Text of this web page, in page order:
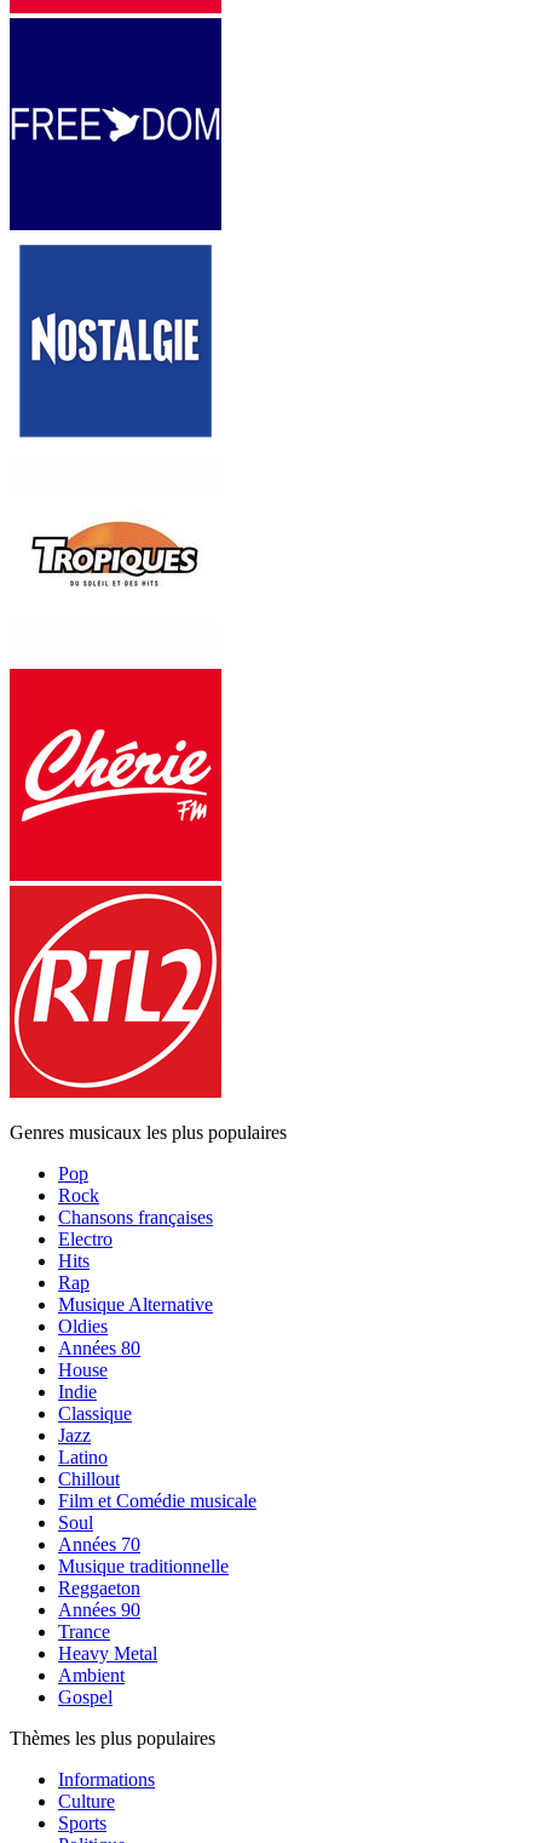
Genres musicaux les plus populaires
Pop
Rock
Chansons françaises
Electro
Hits
Rap
Musique Alternative
Oldies
Années 80
House
Indie
Classique
Jazz
Latino
Chillout
Film et Comédie musicale
Soul
Années 70
Musique traditionnelle
Reggaeton
Années 90
Trance
Heavy Metal
Ambient
Gospel
Thèmes les plus populaires
Informations
Culture
Sports